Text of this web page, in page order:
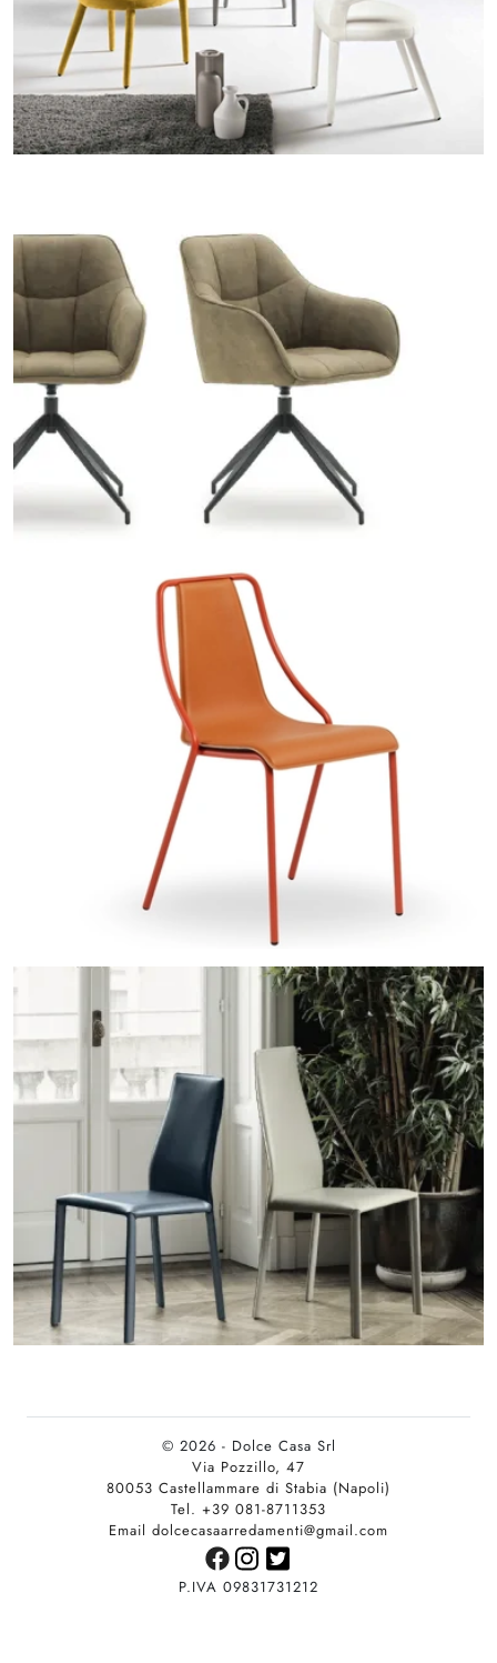
© 2026 - Dolce Casa Srl
Via Pozzillo, 47
80053 Castellammare di Stabia (Napoli)
Tel. +39 081-8711353
Email dolcecasaarredamenti@gmail.com
P.IVA 09831731212